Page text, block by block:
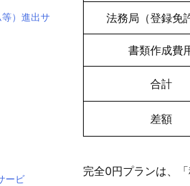
法務局（登録免
書類作成費
合計
差額
完全0円プランは、
）進出サ
ービ